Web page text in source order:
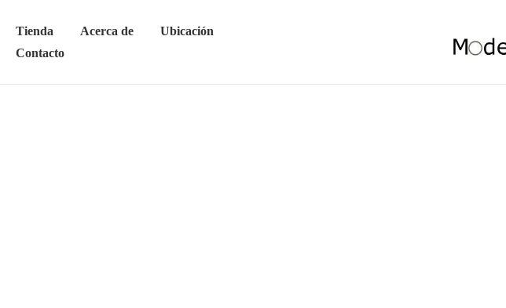
Tienda Acerca de
Ubicación
Contacto